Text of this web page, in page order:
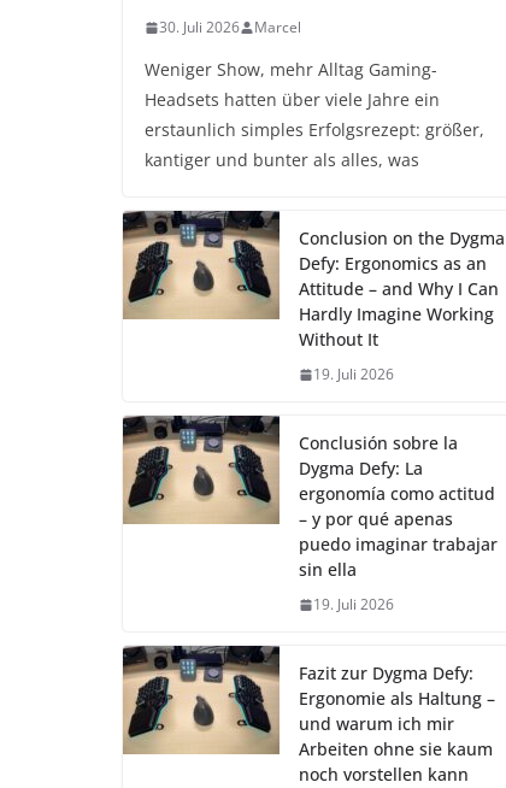
30. Juli 2026 Marcel
Weniger Show, mehr Alltag Gaming-
Headsets hatten über viele Jahre ein
erstaunlich simples Erfolgsrezept: größer,
kantiger und bunter als alles, was
Conclusion on the Dygma
Defy: Ergonomics as an
Attitude – and Why I Can
Hardly Imagine Working
Without It
19. Juli 2026
Conclusión sobre la
Dygma Defy: La
ergonomía como actitud
– y por qué apenas
puedo imaginar trabajar
sin ella
19. Juli 2026
Fazit zur Dygma Defy:
Ergonomie als Haltung –
und warum ich mir
Arbeiten ohne sie kaum
noch vorstellen kann